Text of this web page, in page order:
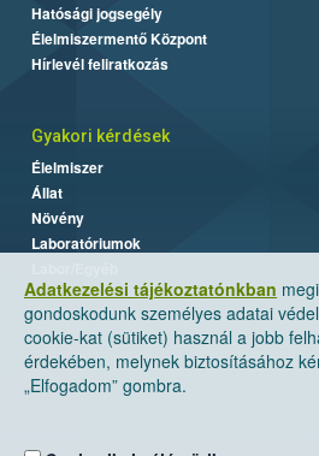
Adatkezelési tájékoztatónkban
gondoskodunk személyes adatai
cookie-kat (sütiket) használ a jobb
érdekében, melynek biztosításához
„Elfogadom” gombra.
Hatósági jogsegély
Élelmiszermentő Központ
Hírlevél feliratkozás
Gyakori kérdések
Élelmiszer
Állat
Növény
Laboratóriumok